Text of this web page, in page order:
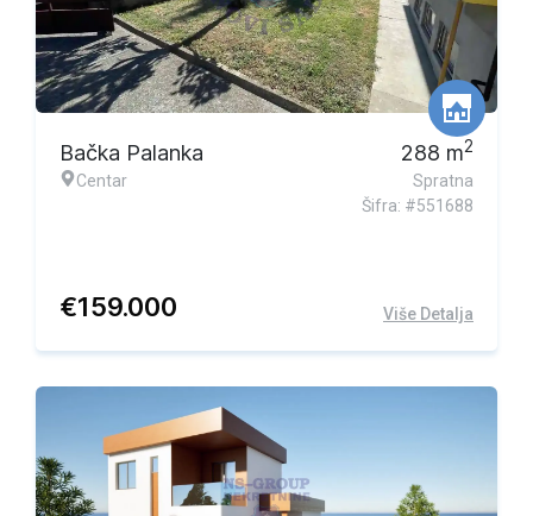
Bačka Palanka
Centar
288 m2
Spratna
Šifra: #551688
€159.000 Više Detalja